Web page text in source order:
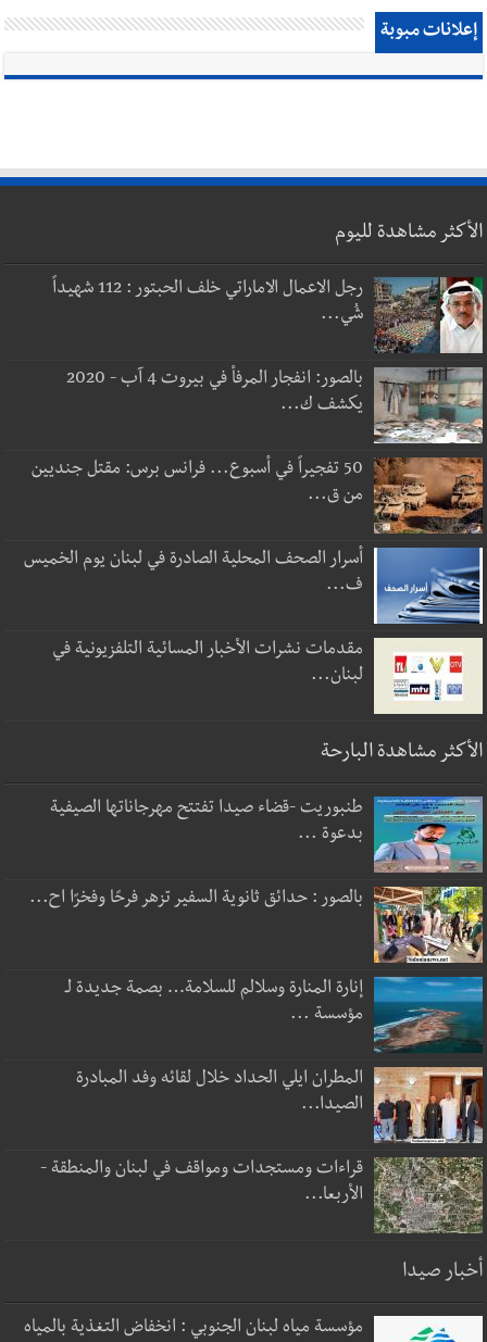
إعلانات مبوبة
الأكثر مشاهدة لليوم
رجل الاعمال الاماراتي خلف الحبتور : 112 شهيداً
شُي...
بالصور: انفجار المرفأ في بيروت 4 آب - 2020
يكشف ك...
50 تفجيراً في أسبوع... فرانس برس: مقتل جنديين
من ق...
أسرار الصحف المحلية الصادرة في لبنان يوم الخميس
ف...
مقدمات نشرات الأخبار المسائية التلفزيونية في
لبنان...
الأكثر مشاهدة البارحة
طنبوريت -قضاء صيدا تفتتح مهرجاناتها الصيفية
بدعوة ...
بالصور : حدائق ثانوية السفير تزهر فرحًا وفخرًا اح...
إنارة المنارة وسلالم للسلامة… بصمة جديدة لـ
مؤسسة ...
المطران ايلي الحداد خلال لقائه وفد المبادرة
الصيدا...
قراءات ومستجدات ومواقف في لبنان والمنطقة -
الأربعا...
أخبار صيدا
مؤسسة مياه لبنان الجنوبي : انخفاض التغذية بالمياه